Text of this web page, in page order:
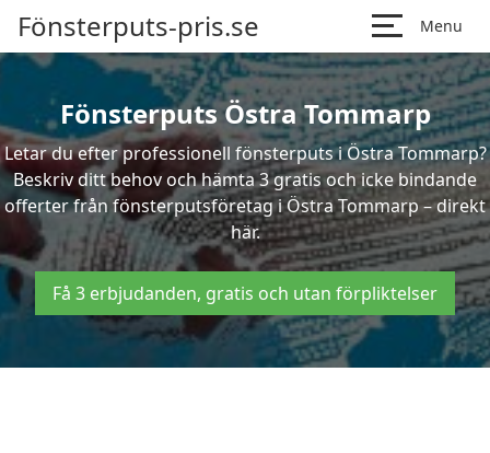
Fönsterputs-pris.se Menu
Fönsterputs Östra Tommarp
Letar du efter professionell fönsterputs i Östra Tommarp?
Beskriv ditt behov och hämta 3 gratis och icke bindande
offerter från fönsterputsföretag i Östra Tommarp – direkt
här.
Få 3 erbjudanden, gratis och utan förpliktelser